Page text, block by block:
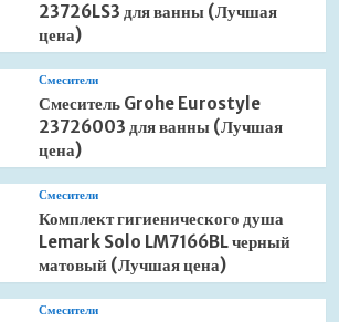
23726LS3 для ванны (Лучшая
цена)
Смесители
Смеситель Grohe Eurostyle
23726003 для ванны (Лучшая
цена)
Смесители
Комплект гигиенического душа
Lemark Solo LM7166BL черный
матовый (Лучшая цена)
Смесители